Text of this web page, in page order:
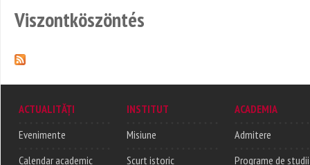
Viszontköszöntés
ACTUALITĂȚI
Evenimente
Calendar academic
INSTITUT
Misiune
Scurt istoric
ACADEMIA
Admitere
Programe de studii